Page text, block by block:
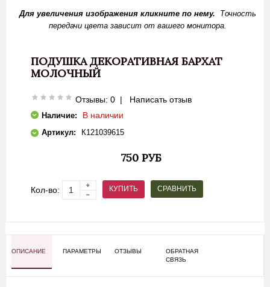
Для увеличения изображения кликните по нему. Точность
передачи цвета зависит от вашего монитора.
ПОДУШКА ДЕКОРАТИВНАЯ БАРХАТ
МОЛОЧНЫЙ
Отзывы: 0 | Написать отзыв
Наличие: В наличии
Артикул: К121039615
750 РУБ
Кол-во: КУПИТЬ СРАВНИТЬ
ОПИСАНИЕ ПАРАМЕТРЫ ОТЗЫВЫ
ОБРАТНАЯ
СВЯЗЬ